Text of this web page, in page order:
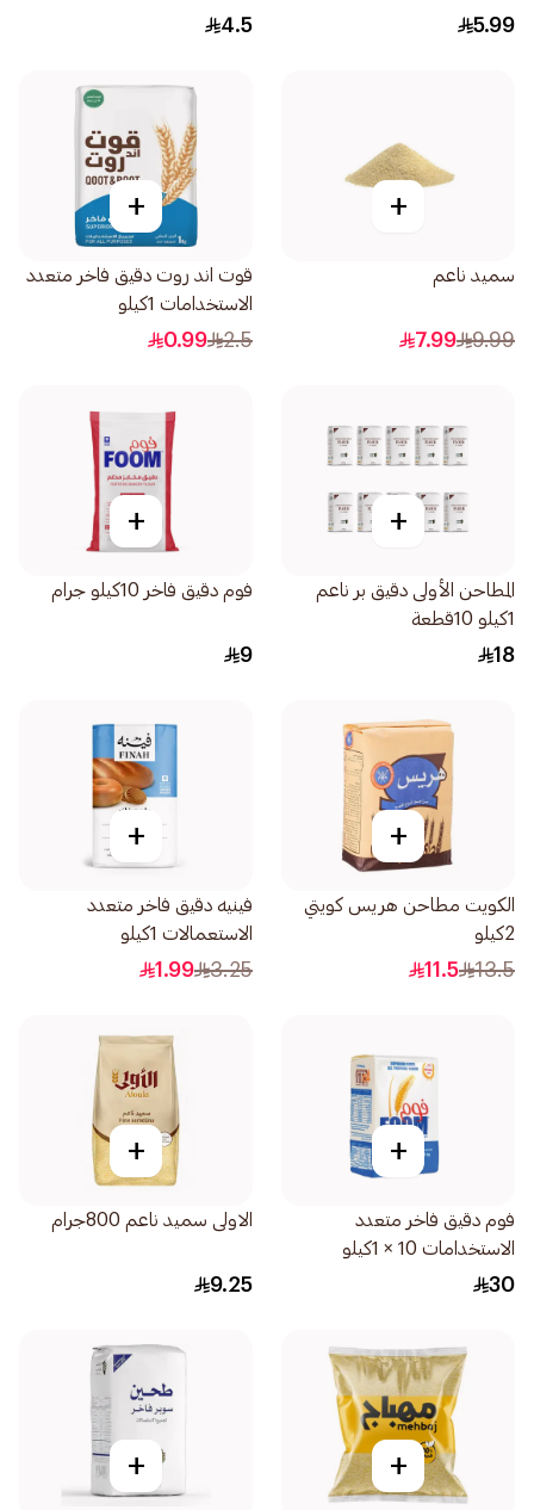
5.99
4.5
+
سميد ناعم
9.99
7.99
+
قوت اند روت دقيق فاخر متعدد
الاستخدامات 1كيلو
2.5
0.99
+
المطاحن الأولى دقيق بر ناعم
1كيلو 10قطعة
18
+
فوم دقيق فاخر 10كيلو جرام
9
+
الكويت مطاحن هريس كويتي
2كيلو
13.5
11.5
+
فينيه دقيق فاخر متعدد
الاستعمالات 1كيلو
3.25
1.99
+
فوم دقيق فاخر متعدد
الاستخدامات 10 × 1كيلو
30
+
الاولى سميد ناعم 800جرام
9.25
+
+